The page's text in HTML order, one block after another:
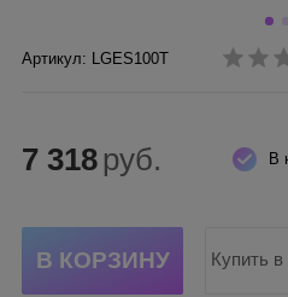
Артикул: LGES100T
В
7 318 руб.
Купить в